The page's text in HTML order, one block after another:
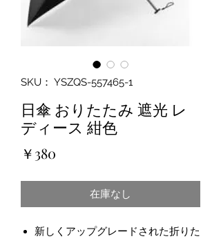
SKU： YSZQS-557465-1
日傘 おりたたみ 遮光 レ
ディース 紺色
￥380
在庫なし
新しくアップグレードされた折りた